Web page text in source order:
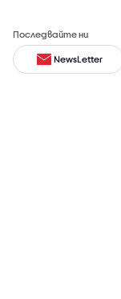
Последвайте ни
NewsLetter